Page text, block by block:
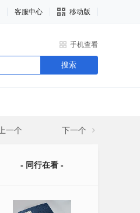
客服中心 移动版
手机查看
搜索
上一个 下一个
- 同行在看 -